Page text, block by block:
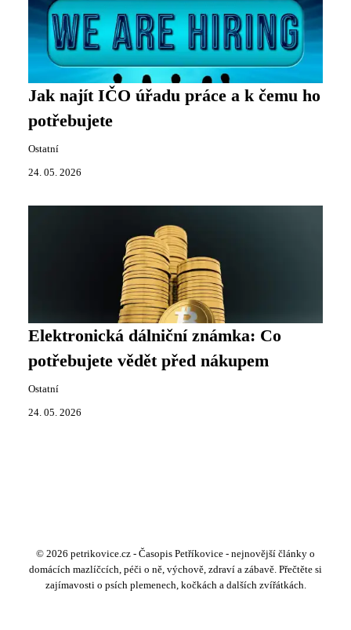
Jak najít IČO úřadu práce a k čemu ho
potřebujete
Ostatní
24. 05. 2026
Elektronická dálniční známka: Co
potřebujete vědět před nákupem
Ostatní
24. 05. 2026
© 2026 petrikovice.cz - Časopis Petříkovice - nejnovější články o
domácích mazlíčcích, péči o ně, výchově, zdraví a zábavě. Přečtěte si
zajímavosti o psích plemenech, kočkách a dalších zvířátkách.